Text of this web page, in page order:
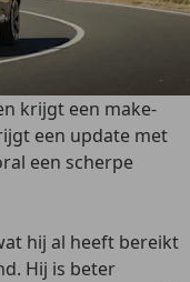
krijgt een make-
een update met
een scherpe
hij al heeft bereikt
Hij is beter